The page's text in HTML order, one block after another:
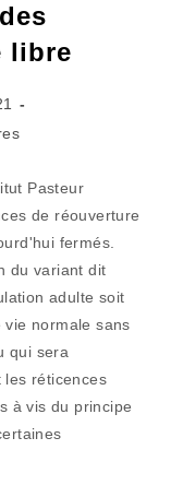
libre
Pasteur
de réouverture
fermés.
du variant dit
adulte soit
normale sans
qui sera
les réticences
à vis du principe